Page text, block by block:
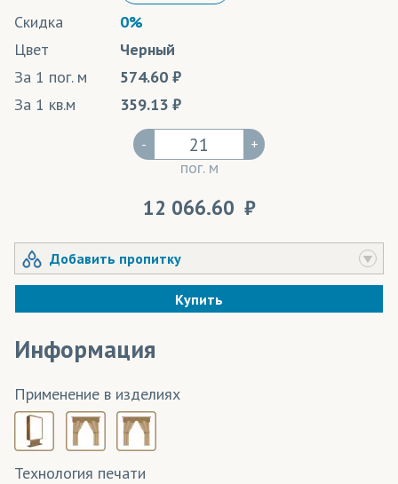
Скидка
0%
Цвет
Черный
За 1 пог. м
574.60
За 1 кв.м
359.13
-
пог. м
+
12 066.60
Добавить пропитку
Купить
Информация
Применение в изделиях
Технология печати